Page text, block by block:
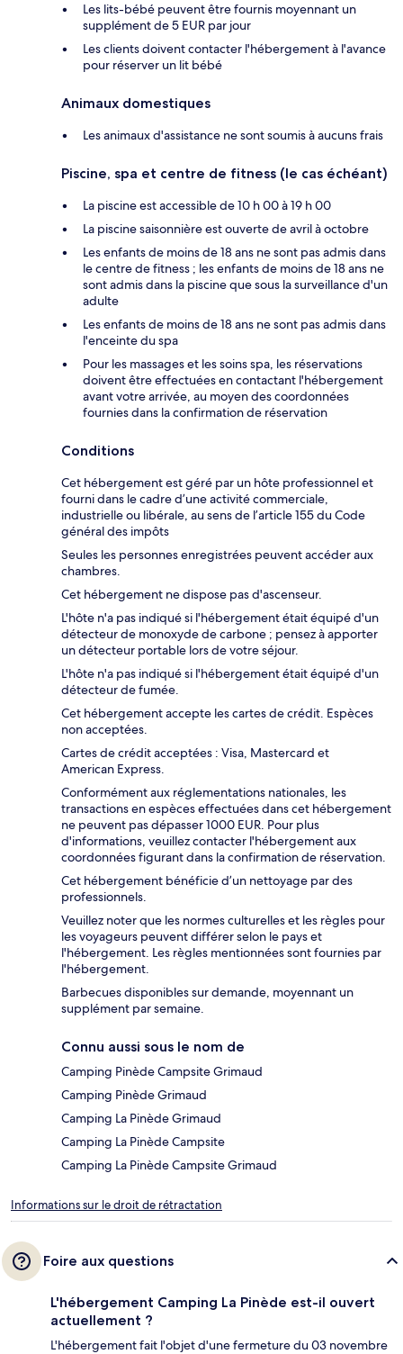
Les lits-bébé peuvent être fournis moyennant un
supplément de 5 EUR par jour
Les clients doivent contacter l'hébergement à l'avance
pour réserver un lit bébé
Animaux domestiques
Les animaux d'assistance ne sont soumis à aucuns frais
Piscine, spa et centre de fitness (le cas échéant)
La piscine est accessible de 10 h 00 à 19 h 00
La piscine saisonnière est ouverte de avril à octobre
Les enfants de moins de 18 ans ne sont pas admis dans
le centre de fitness ; les enfants de moins de 18 ans ne
sont admis dans la piscine que sous la surveillance d'un
adulte
Les enfants de moins de 18 ans ne sont pas admis dans
l'enceinte du spa
Pour les massages et les soins spa, les réservations
doivent être effectuées en contactant l'hébergement
avant votre arrivée, au moyen des coordonnées
fournies dans la confirmation de réservation
Conditions
Cet hébergement est géré par un hôte professionnel et
fourni dans le cadre d’une activité commerciale,
industrielle ou libérale, au sens de l’article 155 du Code
général des impôts
Seules les personnes enregistrées peuvent accéder aux
chambres.
Cet hébergement ne dispose pas d'ascenseur.
L'hôte n'a pas indiqué si l'hébergement était équipé d'un
détecteur de monoxyde de carbone ; pensez à apporter
un détecteur portable lors de votre séjour.
L'hôte n'a pas indiqué si l'hébergement était équipé d'un
détecteur de fumée.
Cet hébergement accepte les cartes de crédit. Espèces
non acceptées.
Cartes de crédit acceptées : Visa, Mastercard et
American Express.
Conformément aux réglementations nationales, les
transactions en espèces effectuées dans cet hébergement
ne peuvent pas dépasser 1000 EUR. Pour plus
d'informations, veuillez contacter l'hébergement aux
coordonnées figurant dans la confirmation de réservation.
Cet hébergement bénéficie d’un nettoyage par des
professionnels.
Veuillez noter que les normes culturelles et les règles pour
les voyageurs peuvent différer selon le pays et
l'hébergement. Les règles mentionnées sont fournies par
l'hébergement.
Barbecues disponibles sur demande, moyennant un
supplément par semaine.
Connu aussi sous le nom de
Camping Pinède Campsite Grimaud
Camping Pinède Grimaud
Camping La Pinède Grimaud
Camping La Pinède Campsite
Camping La Pinède Campsite Grimaud
Informations sur le droit de rétractation
Foire aux questions
L'hébergement Camping La Pinède est-il ouvert
actuellement ?
L'hébergement fait l'objet d'une fermeture du 03 novembre